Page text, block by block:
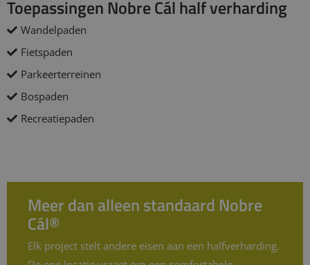
Toepassingen Nobre Cál half verharding
Wandelpaden
Fietspaden
Parkeerterreinen
Bospaden
Recreatiepaden
Meer dan alleen standaard Nobre
Cál®
Elk project stelt andere eisen aan een halfverharding.